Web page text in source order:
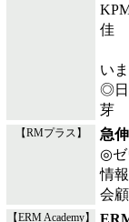
佳
い
◎日
芽
【RMプラス】
急
◎ゼ
情
会
【ERM Academy】